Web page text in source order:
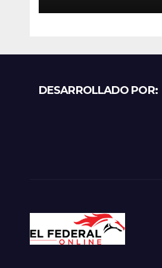
motocicletas
DESARROLLADO POR: